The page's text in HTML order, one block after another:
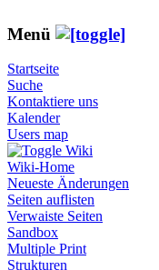
Menü
Startseite
Suche
Kontaktiere uns
Kalender
Users map
Wiki
Wiki-Home
Neueste Änderungen
Seiten auflisten
Verwaiste Seiten
Sandbox
Multiple Print
Strukturen